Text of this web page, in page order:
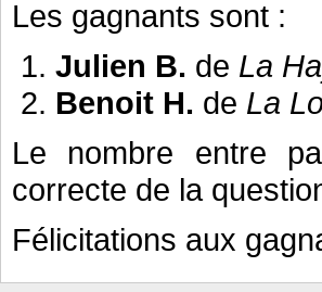
Les gagnants sont :
Julien B. de La
Benoit H. de La
Le nombre entre
correcte de la
Félicitations aux